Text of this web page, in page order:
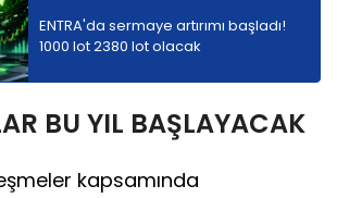
ENTRA'da sermaye artırımı başladı!
1000 lot 2380 lot olacak
BU YIL BAŞLAYACAK
kapsamında